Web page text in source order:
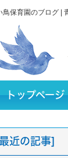
鳥保育園のブログ |
トップページ
近の記事]